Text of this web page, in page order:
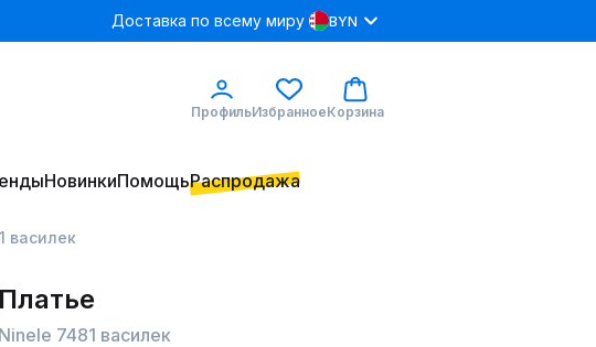
Доставка по всему миру BYN
ПрофильИзбранноеКорзина
НовинкиПомощьРаспродажа
василек
Платье
Ninele 7481 василек